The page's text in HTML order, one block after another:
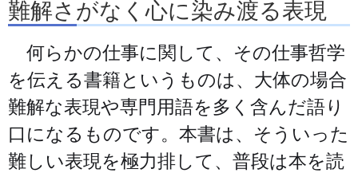
難解さがなく心に染み渡る表現
何らかの仕事に関して、その仕事哲学
を伝える書籍というものは、大体の場合
難解な表現や専門用語を多く含んだ語り
口になるものです。本書は、そういった
難しい表現を極力排して、普段は本を読